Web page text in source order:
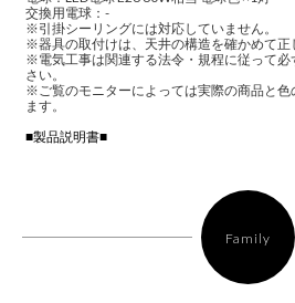
交換用電球：-
※引掛シーリングには対応していません。
※器具の取付けは、天井の構造を確かめて正
※電気工事は関連する法令・規程に従って
さい。
※ご覧のモニターによっては実際の商品と色
ます。
■製品説明書■
Family